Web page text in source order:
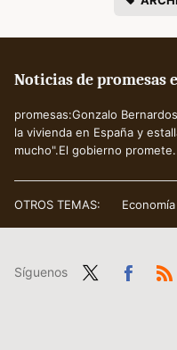
Noticias de promesas
promesas:Gonzalo
la vivienda en España y
mucho".El gobierno
OTROS TEMAS: Economía
Síguenos